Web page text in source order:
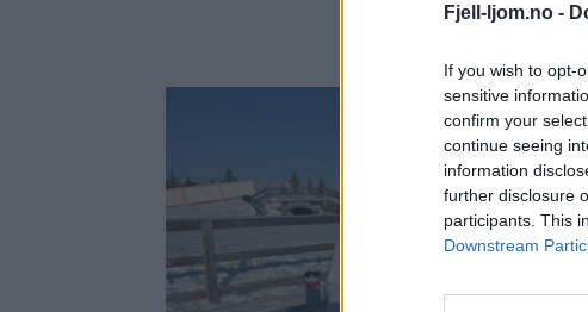
Fjell-ljom.no -
If you wish to opt-
sensitive
confirm your
continue seeing
information
further disclosure
participants. This
Downstream